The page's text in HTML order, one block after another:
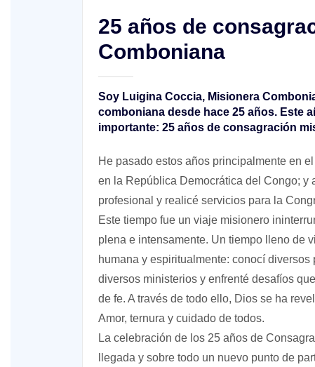
25 años de
Comboniana
Soy Luigina Coccia, Misionera
comboniana desde hace 25 años. Este
importante: 25 años de consagración
He pasado estos años principalmente en
en la República Democrática del Congo; y
profesional y realicé servicios para la
Este tiempo fue un viaje misionero
plena e intensamente. Un tiempo lleno de
humana y espiritualmente: conocí
diversos ministerios y enfrenté desafíos
de fe. A través de todo ello, Dios se ha
Amor, ternura y cuidado de todos.
La celebración de los 25 años de
llegada y sobre todo un nuevo punto de